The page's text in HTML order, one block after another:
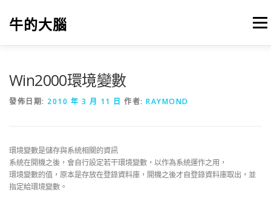
牛的大腦 選單
Win2000環境變數
發佈日期: 2010 年 3 月 11 日 作者: RAYMOND
環境變數是儲存與系統相關的資訊
系統在開機之後，會自行設定若干環境變數，以作為系統運作之用，
環境變數的值，原本是存放在登錄資料庫，開機之後才自登錄資料庫取出，並
指定給環境變數。